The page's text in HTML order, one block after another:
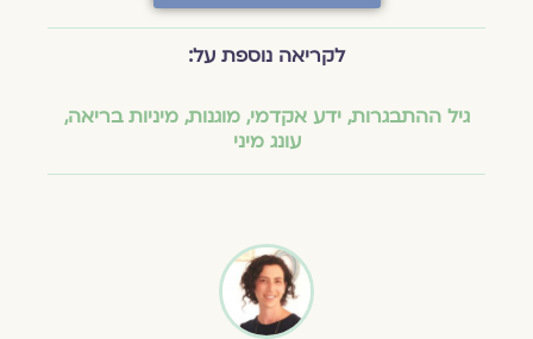
לקריאה נוספת על:
גיל ההתבגרות,ידע אקדמי,מוגנות,מיניות בריאה,
עונג מיני